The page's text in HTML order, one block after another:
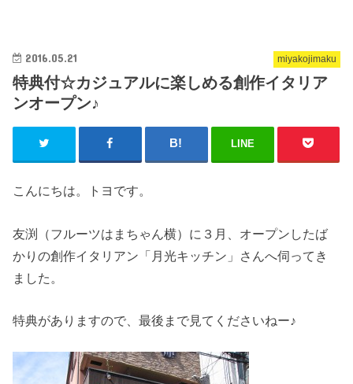
miyakojimaku
2016.05.21
特典付☆カジュアルに楽しめる創作イタリア
ンオープン♪
LINE
こんにちは。トヨです。
友渕（フルーツはまちゃん横）に３月、オープンしたば
かりの創作イタリアン「月光キッチン」さんへ伺ってき
ました。
特典がありますので、最後まで見てくださいねー♪